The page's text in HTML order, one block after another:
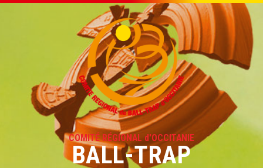
COMITÉ RÉGIONAL d'OCCITANIE
BALL-TRAP